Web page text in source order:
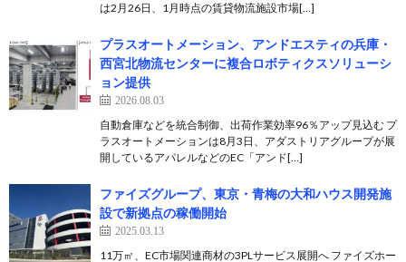
は2月26日、1月時点の賃貸物流施設市場[…]
プラスオートメーション、アンドエスティの兵庫・
西宮北物流センターに複合ロボティクスソリューシ
ョン提供
2026.08.03
自動倉庫などを統合制御、出荷作業効率96％アップ見込む プ
ラスオートメーションは8月3日、アダストリアグループが展
開しているアパレルなどのEC「アンド[…]
ファイズグループ、東京・青梅の大和ハウス開発施
設で新拠点の稼働開始
2025.03.13
11万㎡、EC市場関連商材の3PLサービス展開へ ファイズホー